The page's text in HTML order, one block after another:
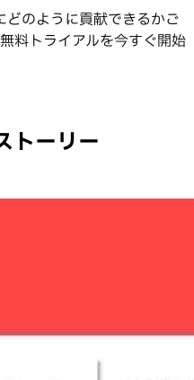
のように貢献できるかご
料トライアルを今すぐ開始
トーリー